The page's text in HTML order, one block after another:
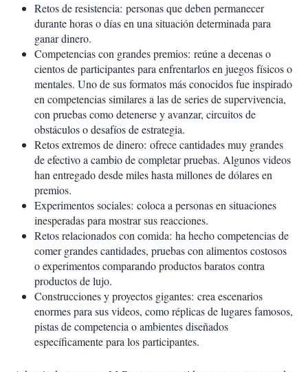
Retos de resistencia: personas que deben permanecer
durante horas o días en una situación determinada para
ganar dinero.
Competencias con grandes premios: reúne a decenas o
cientos de participantes para enfrentarlos en juegos físicos o
mentales. Uno de sus formatos más conocidos fue inspirado
en competencias similares a las de series de supervivencia,
con pruebas como detenerse y avanzar, circuitos de
obstáculos o desafíos de estrategia.
Retos extremos de dinero: ofrece cantidades muy grandes
de efectivo a cambio de completar pruebas. Algunos videos
han entregado desde miles hasta millones de dólares en
premios.
Experimentos sociales: coloca a personas en situaciones
inesperadas para mostrar sus reacciones.
Retos relacionados con comida: ha hecho competencias de
comer grandes cantidades, pruebas con alimentos costosos
o experimentos comparando productos baratos contra
productos de lujo.
Construcciones y proyectos gigantes: crea escenarios
enormes para sus videos, como réplicas de lugares famosos,
pistas de competencia o ambientes diseñados
específicamente para los participantes.